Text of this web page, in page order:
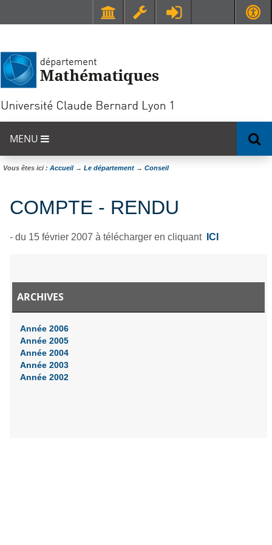
MENU
Vous êtes ici : Accueil→ Le département → Conseil
COMPTE - RENDU
- du 15 février 2007 à télécharger en cliquant ICI
ARCHIVES
Année 2006
Année 2005
Année 2004
Année 2003
Année 2002